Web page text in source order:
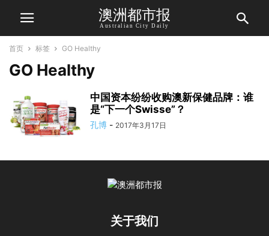
澳洲都市报
Australian City Daily
首页 标签 GO Healthy
GO Healthy
中国资本纷纷收购澳新保健品牌：谁
是“下一个Swisse”？
孔博 - 2017年3月17日
关于我们